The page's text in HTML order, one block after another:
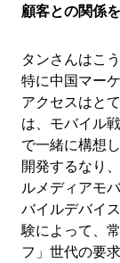
顧客との関係
タンさんはこ
特に中国マー
アクセスはと
は、モバイル
で一緒に構想
開発するなり、
ルメディアモ
バイルデバイ
験によって、
フ」世代の要